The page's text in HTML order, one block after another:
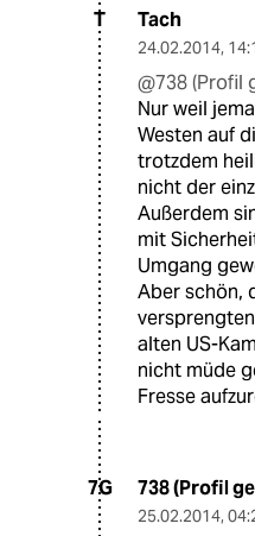
T Tach
24.02.2014,
@738 (Profil
Nur weil
Westen auf
trotzdem
nicht der
Außerdem
mit
Umgang
Aber schön,
alten US-
nicht müde
Fresse
7G 738 (Profil
25.02.2014,